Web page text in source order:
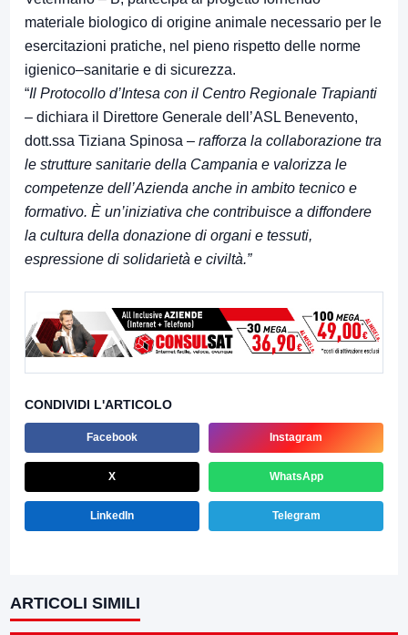
materiale biologico di origine animale necessario per le
esercitazioni pratiche, nel pieno rispetto delle norme
igienico–sanitarie e di sicurezza.
“Il Protocollo d’Intesa con il Centro Regionale Trapianti
– dichiara il Direttore Generale dell’ASL Benevento,
dott.ssa Tiziana Spinosa – rafforza la collaborazione tra
le strutture sanitarie della Campania e valorizza le
competenze dell’Azienda anche in ambito tecnico e
formativo. È un’iniziativa che contribuisce a diffondere
la cultura della donazione di organi e tessuti,
espressione di solidarietà e civiltà.”
CONDIVIDI L'ARTICOLO
Facebook Instagram
X WhatsApp
LinkedIn Telegram
ARTICOLI SIMILI